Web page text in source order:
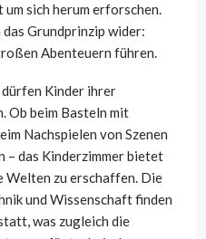
sich herum erforschen.
Grundprinzip wider:
Abenteuern führen.
Kinder ihrer
Ob beim Basteln mit
Nachspielen von Szenen
– das Kinderzimmer bietet
Welten zu erschaffen. Die
und Wissenschaft finden
was zugleich die